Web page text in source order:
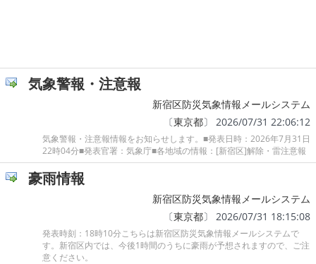
気象警報・注意報
新宿区防災気象情報メールシステム
〔東京都〕 2026/07/31 22:06:12
気象警報・注意報情報をお知らせします。■発表日時：2026年7月31日
22時04分■発表官署：気象庁■各地域の情報：[新宿区]解除・雷注意報
豪雨情報
新宿区防災気象情報メールシステム
〔東京都〕 2026/07/31 18:15:08
発表時刻：18時10分こちらは新宿区防災気象情報メールシステムで
す。新宿区内では、今後1時間のうちに豪雨が予想されますので、ご注
意ください。